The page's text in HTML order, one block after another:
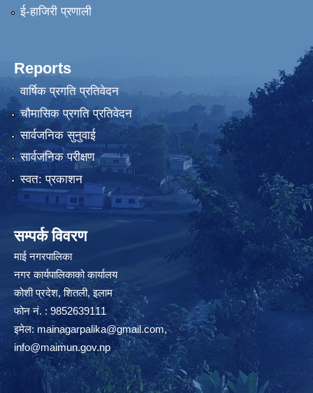
ई-हाजिरी प्रणाली
Reports
वार्षिक प्रगति प्रतिवेदन
चौमासिक प्रगति प्रतिवेदन
सार्वजनिक सुनुवाई
सार्वजनिक परीक्षण
स्वत: प्रकाशन
सम्पर्क विवरण
माई नगरपालिका
नगर कार्यपालिकाको कार्यालय
कोशी प्रदेश, शितली, इलाम
फोन नं. : 9852639111
इमेल:mainagarpalika@gmail.com,
info@maimun.gov.np